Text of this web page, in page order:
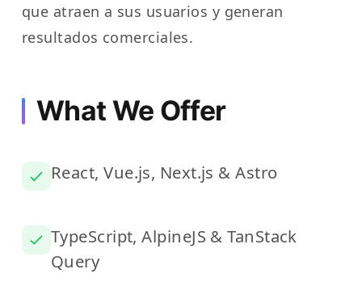
que atraen a sus usuarios y generan
resultados comerciales.
What We Offer
React, Vue.js, Next.js & Astro
TypeScript, AlpineJS & TanStack
Query